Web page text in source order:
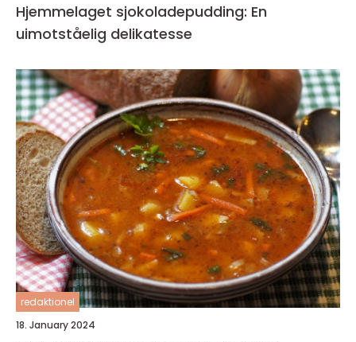
Hjemmelaget sjokoladepudding: En
uimotståelig delikatesse
redaktionel
18. January 2024